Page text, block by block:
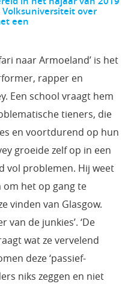
over
een
naar Armoeland’ is het
rapper en
Een school vraagt hem
tieners, die
en voortdurend op hun
groeide zelf op in een
vol problemen. Hij weet
om het op gang te
vinden van Glasgow.
van de junkies’. ‘De
wat ze vervelend
deze ‘passief-
niks zeggen en niet